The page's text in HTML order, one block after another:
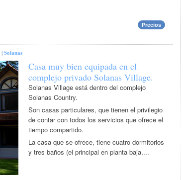
Precios
Solanas
Casa muy bien equipada en el
complejo privado Solanas Village.
Solanas Village está dentro del complejo
Solanas Country.
Son casas particulares, que tienen el privilegio
de contar con todos los servicios que ofrece el
tiempo compartido.
La casa que se ofrece, tiene cuatro dormitorios
y tres baños (el principal en planta baja,...